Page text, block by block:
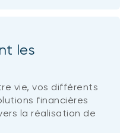
les
vie, vos différents
financières
la réalisation de